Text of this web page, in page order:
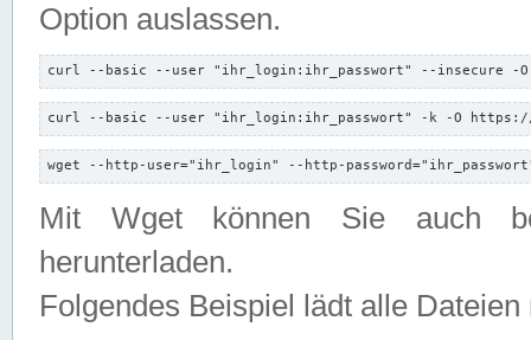
Option auslassen.
curl --basic --user "ihr_login:ihr_passwort" --insecure -
curl --basic --user "ihr_login:ihr_passwort" -k -O
wget --http-user="ihr_login" --http-
Mit Wget können Sie auch
herunterladen.
Folgendes Beispiel lädt alle